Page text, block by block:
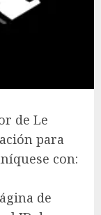
de Le
para
con:
de